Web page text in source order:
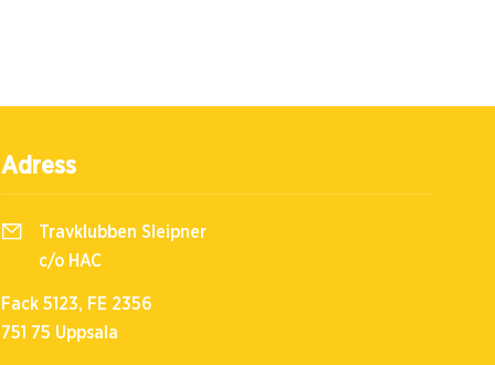
Adress
Travklubben Sleipner
c/o HAC
Fack 5123, FE 2356
751 75 Uppsala